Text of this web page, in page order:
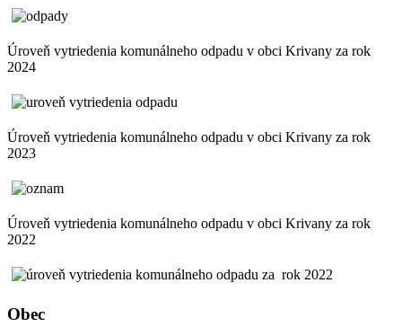
Úroveň vytriedenia komunálneho odpadu v obci Krivany za rok
2024
Úroveň vytriedenia komunálneho odpadu v obci Krivany za rok
2023
Úroveň vytriedenia komunálneho odpadu v obci Krivany za rok
2022
Obec